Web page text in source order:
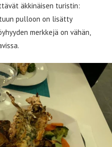
äkkinäisen turistin:
pulloon on lisätty
merkkejä on vähän,